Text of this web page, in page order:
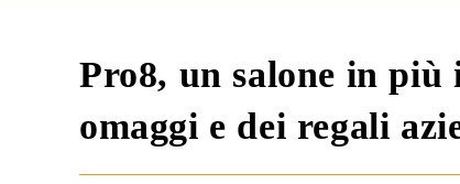
Pro8, un salone in
omaggi e dei regali